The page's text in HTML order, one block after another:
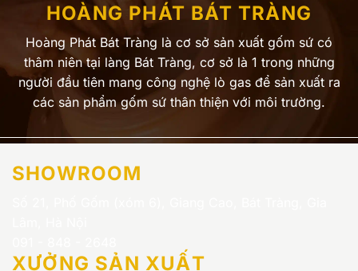
HOÀNG PHÁT BÁT TRÀNG
Hoàng Phát Bát Tràng là cơ sở sản xuất gốm sứ có
thâm niên tại làng Bát Tràng, cơ sở là 1 trong những
người đầu tiên mang công nghệ lò gas để sản xuất ra
các sản phẩm gốm sứ thân thiện với môi trường.
SHOWROOM
XƯỞNG SẢN XUẤT